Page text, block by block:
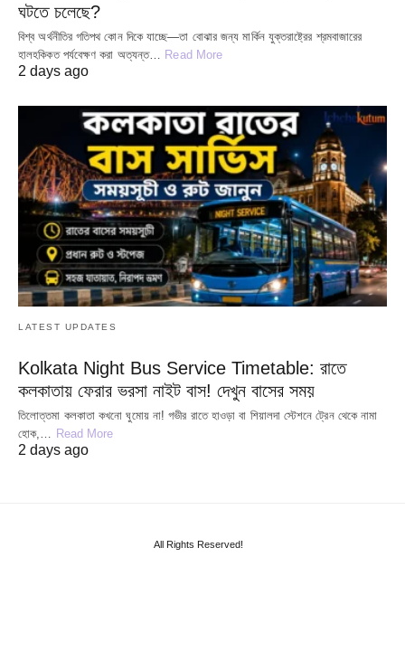
ঘটতে চলেছে?
বিশ্ব অর্থনীতির গতিপথ কোন দিকে যাচ্ছে—তা বোঝার জন্য মার্কিন যুক্তরাষ্ট্রের শ্রমবাজারের
হালহকিকত পর্যবেক্ষণ করা অত্যন্ত…
Read More
2 days ago
LATEST UPDATES
Kolkata Night Bus Service Timetable: রাতে
কলকাতায় ফেরার ভরসা নাইট বাস! দেখুন বাসের সময়
তিলোত্তমা কলকাতা কখনো ঘুমোয় না! গভীর রাতে হাওড়া বা শিয়ালদা স্টেশনে ট্রেন থেকে নামা
হোক,… Read More
2 days ago
All Rights Reserved!